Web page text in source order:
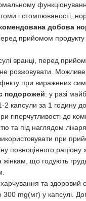
і стомлюваності,
добова
прийомом продукту
вранці, перед
розжовувати.
при виражених
подорожей: у разі
капсули за 1 годину до
гіперчутливості до
та під наглядом
при
повноцінного
жінкам, що годують
та здоровий
mg(мг) у капсулі.